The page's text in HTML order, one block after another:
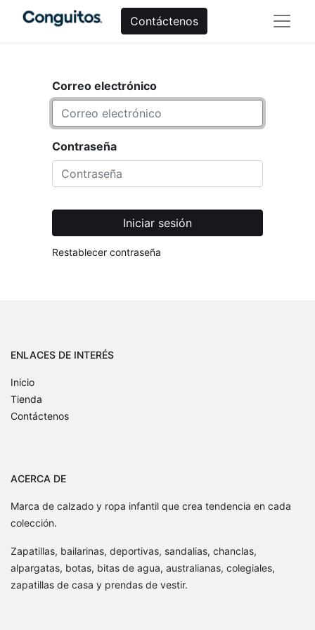
Contáctenos
Correo electrónico
Contraseña
Iniciar sesión
Restablecer contraseña
ENLACES DE INTERÉS
Inicio
Tienda
Contáctenos
ACERCA DE
Marca de calzado y ropa infantil que crea tendencia en cada
colección.
Zapatillas, bailarinas, deportivas, sandalias, chanclas,
alpargatas, botas, bitas de agua, australianas, colegiales,
zapatillas de casa y prendas de vestir.